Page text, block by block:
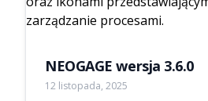
NEOGAGE wersja 3.6.0
12 listopada, 2025